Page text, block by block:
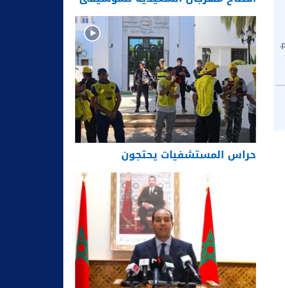
.
حراس المستشفيات يحتجون